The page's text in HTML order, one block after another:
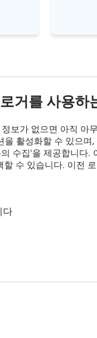
거를 사용하
보가 없으면 아직 아
활성화할 수 있으
수집'을 제공합니다
수 있습니다. 이전
다